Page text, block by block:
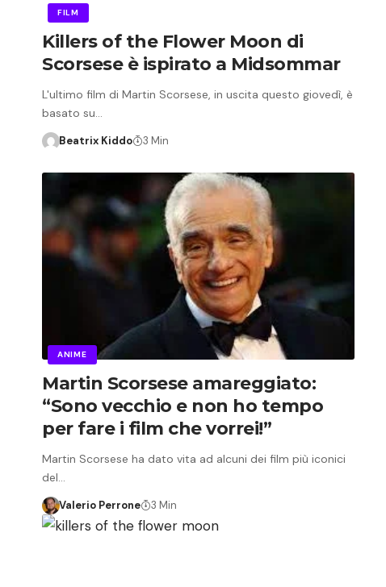
FILM
Killers of the Flower Moon di
Scorsese è ispirato a Midsommar
L'ultimo film di Martin Scorsese, in uscita questo giovedì, è
basato su…
Beatrix Kiddo 3 Min
ANIME
Martin Scorsese amareggiato:
“Sono vecchio e non ho tempo
per fare i film che vorrei!”
Martin Scorsese ha dato vita ad alcuni dei film più iconici
del…
Valerio Perrone 3 Min